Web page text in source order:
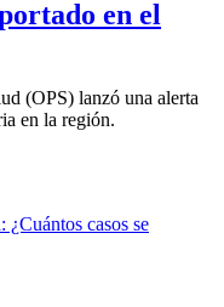
en el
(OPS) lanzó una alerta
en la región.